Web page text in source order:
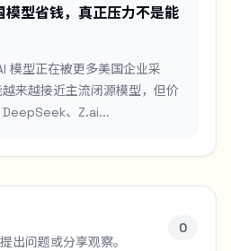
模型省钱，真正压力不是能
模型正在被更多美国企业采
来越接近主流闭源模型，但价
、Z.ai...
出问题或分享观察。
0